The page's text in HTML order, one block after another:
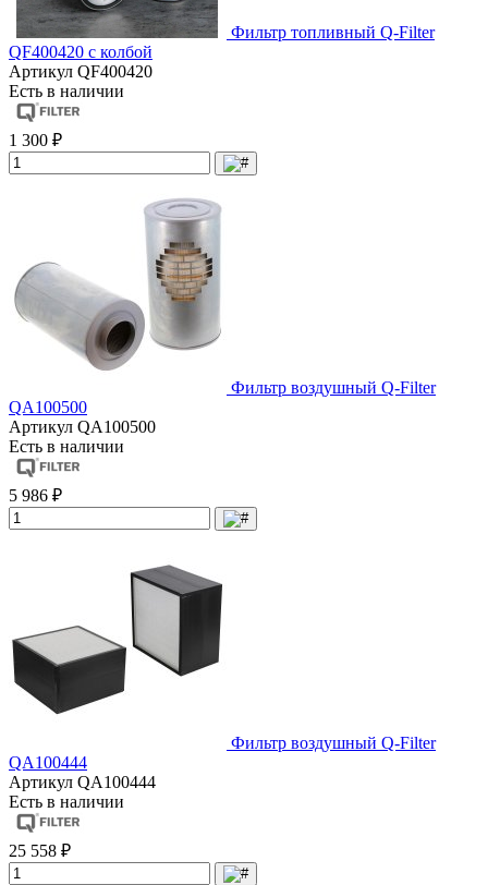
Фильтр топливный Q-Filter
QF400420 с колбой
Артикул QF400420
Есть в наличии
1 300 ₽
Фильтр воздушный Q-Filter
QA100500
Артикул QA100500
Есть в наличии
5 986 ₽
Фильтр воздушный Q-Filter
QA100444
Артикул QA100444
Есть в наличии
25 558 ₽